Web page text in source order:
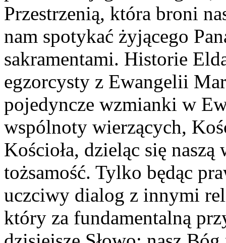
Przestrzenią, która broni
nam spotykać żyjącego
sakramentami. Historie
egzorcysty z Ewangelii
pojedyncze wzmianki w
wspólnoty wierzących,
Kościoła, dzieląc się
tożsamość. Tylko będąc
uczciwy dialog z innymi
który za fundamentalną